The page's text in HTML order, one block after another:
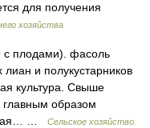
для получения
хозяйства
с плодами). фасоль
и полукустарников
культура. Свыше
главным образом
…
Сельское хозяйство.